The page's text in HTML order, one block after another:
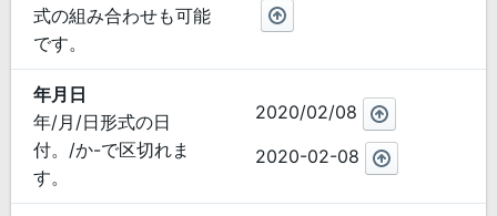
式の組み合わせも可能
です。
年月日
年/月/日形式の日
付。/か-で区切れま
す。
2020/02/08
2020-02-08